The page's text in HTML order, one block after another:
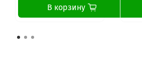
В корзину